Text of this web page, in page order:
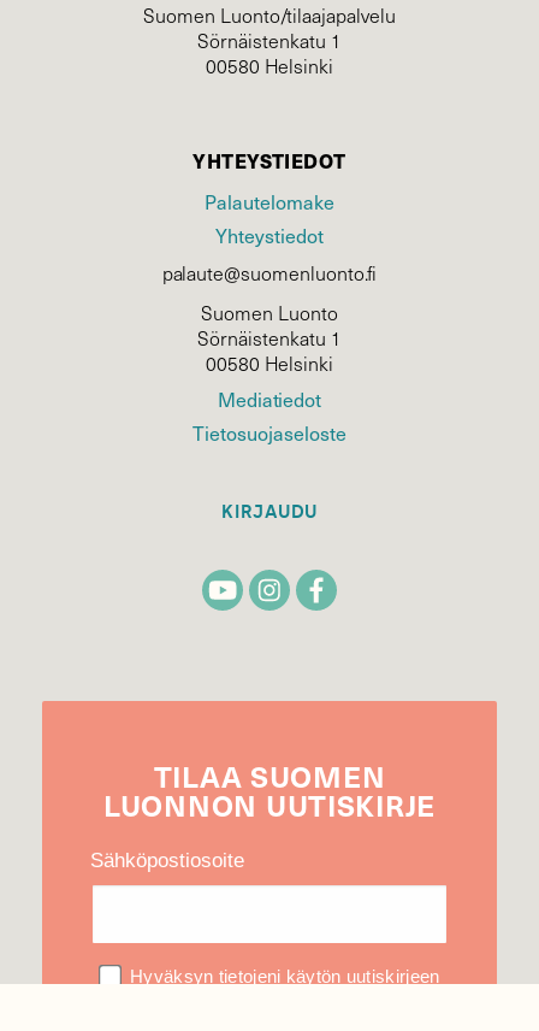
Suomen Luonto/tilaajapalvelu
Sörnäistenkatu 1
00580 Helsinki
YHTEYSTIEDOT
Palautelomake
Yhteystiedot
palaute@suomenluonto.fi
Suomen Luonto
Sörnäistenkatu 1
00580 Helsinki
Mediatiedot
Tietosuojaseloste
KIRJAUDU
TILAA SUOMEN
LUONNON UUTIS­KIRJE
Sähköpostiosoite
Hyväksyn tietojeni käytön uutiskirjeen